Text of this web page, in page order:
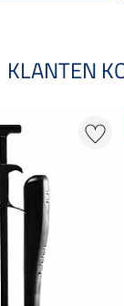
KLANTEN